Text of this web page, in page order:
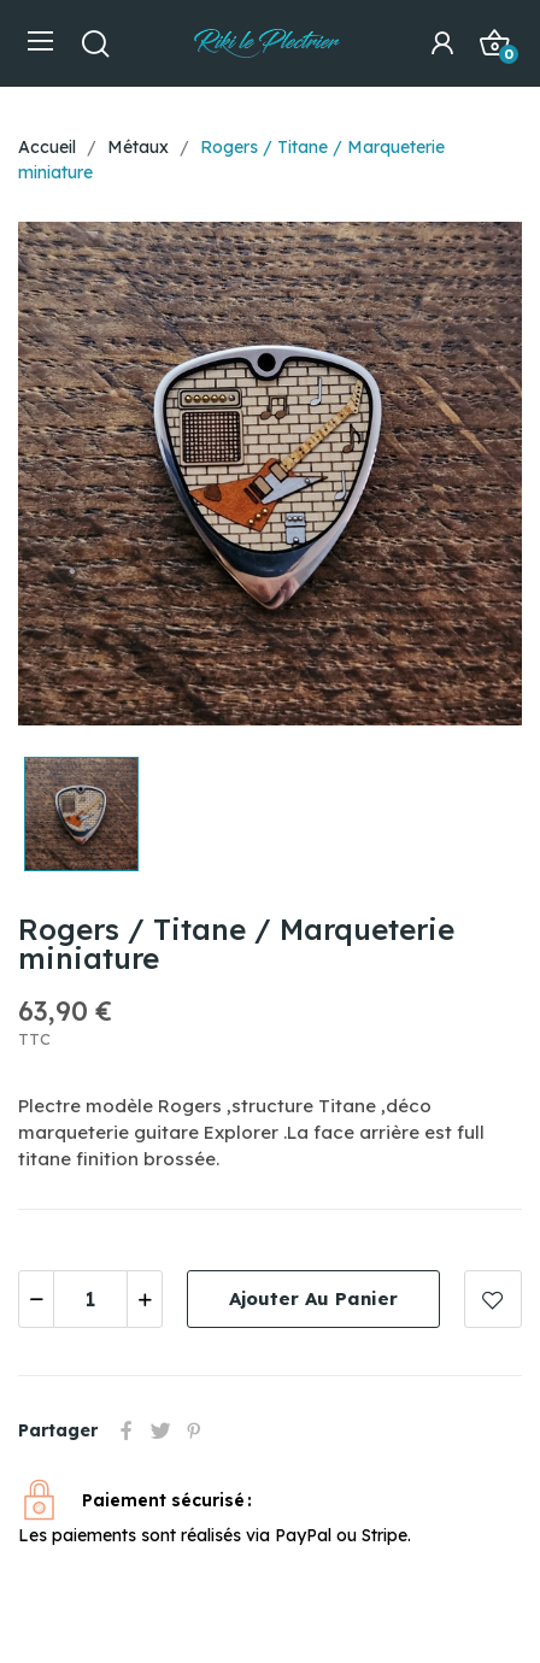
0
Accueil Métaux
Rogers / Titane / Marqueterie
miniature
Rogers / Titane / Marqueterie
miniature
63,90 €
TTC
Plectre modèle Rogers ,structure Titane ,déco
marqueterie guitare Explorer .La face arrière est full
titane finition brossée.
Ajouter Au Panier
Partager
Paiement sécurisé
Les paiements sont réalisés via PayPal ou Stripe.